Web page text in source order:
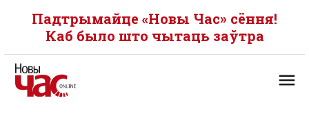
Падтрымайце «Новы Час» сёння!
Каб было што чытаць заўтра